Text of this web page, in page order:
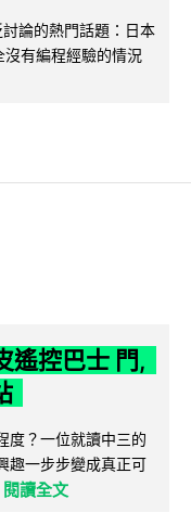
論的熱門話題：日本
有編程經驗的情況
遙控巴士 門,
度？一位就讀中三的
趣一步步變成真正可
閱讀全文